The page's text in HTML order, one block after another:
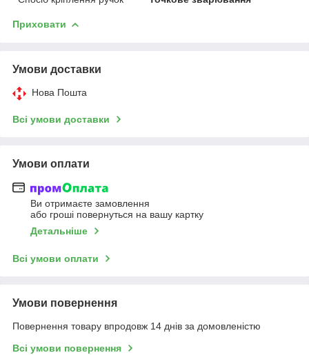
Приховати
Умови доставки
Нова Пошта
Всі умови доставки
Умови оплати
Ви отримаєте замовлення
або гроші повернуться на вашу картку
Детальніше
Всі умови оплати
Умови повернення
Повернення товару впродовж 14 днів за домовленістю
Всі умови повернення